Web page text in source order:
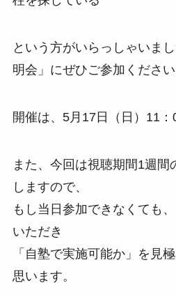
という方がいらっしゃいま
明会」にぜひご参加ください
開催は、5月17日（日）11：
また、今回は視聴期間1週間
しますので、
もし当日参加できなくても
いただき
「自塾で実施可能か」を見
思います。